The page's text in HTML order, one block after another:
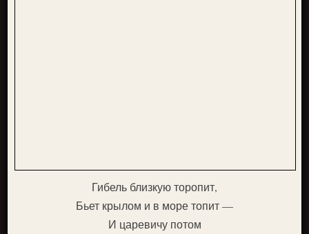
Гибель близкую торопит,
Бьет крылом и в море топит —
И царевичу потом